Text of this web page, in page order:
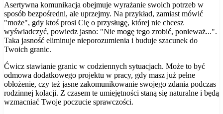
Asertywna komunikacja obejmuje wyrażanie swoich potrzeb w
sposób bezpośredni, ale uprzejmy. Na przykład, zamiast mówić
"może", gdy ktoś prosi Cię o przysługę, której nie chcesz
wyświadczyć, powiedz jasno: "Nie mogę tego zrobić, ponieważ...".
Taka jasność eliminuje nieporozumienia i buduje szacunek do
Twoich granic.
Ćwicz stawianie granic w codziennych sytuacjach. Może to być
odmowa dodatkowego projektu w pracy, gdy masz już pełne
obłożenie, czy też jasne zakomunikowanie swojego zdania podczas
rodzinnej kolacji. Z czasem te umiejętności staną się naturalne i będą
wzmacniać Twoje poczucie sprawczości.